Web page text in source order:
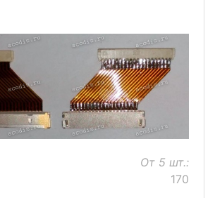
От 5 шт.:
170